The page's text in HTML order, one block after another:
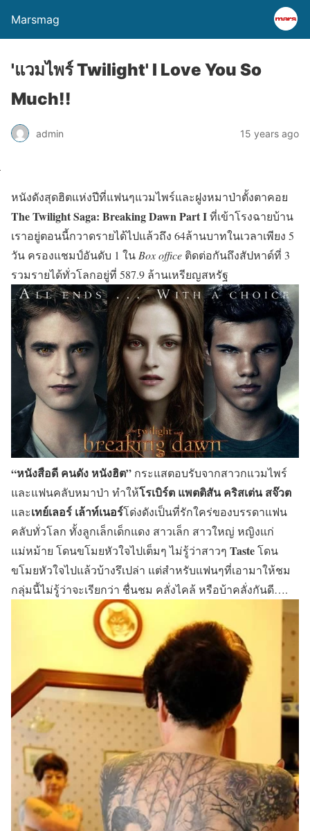
Marsmag
'แวมไพร์ Twilight' I Love You So
Much!!
admin 15 years ago
หนังดังสุดฮิตแห่งปีที่แฟนๆแวมไพร์และฝูงหมาป่าตั้งตาคอย
The Twilight Saga: Breaking Dawn Part Iที่เข้าโรงฉายบ้าน
เราอยู่ตอนนี้กวาดรายได้ไปแล้วถึง 64ล้านบาทในเวลาเพียง 5
วัน ครองแชมป์อันดับ 1 ใน Box office ติดต่อกันถึงสัปหาด์ที่ 3
รวมรายได้ทั่วโลกอยู่ที่ 587.9 ล้านเหรียญสหรัฐ
“หนังสือดี คนดัง หนังฮิต” กระแสตอบรับจากสาวกแวมไพร์
และแฟนคลับหมาป่า ทำให้โรเบิร์ต แพตติสัน คริสเต่น สจ๊วต
และเทย์เลอร์ เล้าท์เนอร์โด่งดังเป็นที่รักใคร่ของบรรดาแฟน
คลับทั่วโลก ทั้งลูกเล็กเด็กแดง สาวเล็ก สาวใหญ่ หญิงแก่
แม่หม้าย โดนขโมยหัวใจไปเต็มๆ ไม่รู้ว่าสาวๆ Tasteโดน
ขโมยหัวใจไปแล้วบ้างรึเปล่า แต่สำหรับแฟนๆที่เอามาให้ชม
กลุ่มนี้ไม่รู้ว่าจะเรียกว่า ชื่นชม คลั่งไคล้ หรือบ้าคลั่งกันดี….